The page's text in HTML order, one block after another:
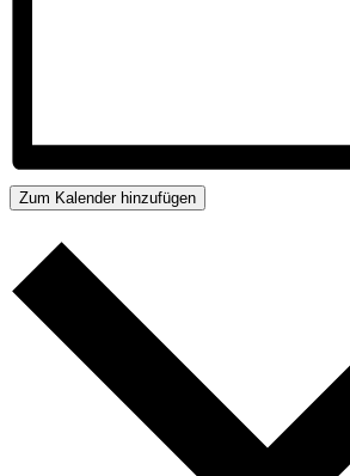
Zum Kalender hinzufügen